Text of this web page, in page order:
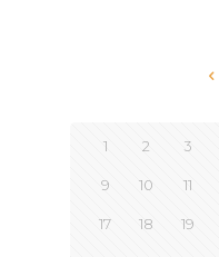
1 2 3
9 10 11
17 18 19